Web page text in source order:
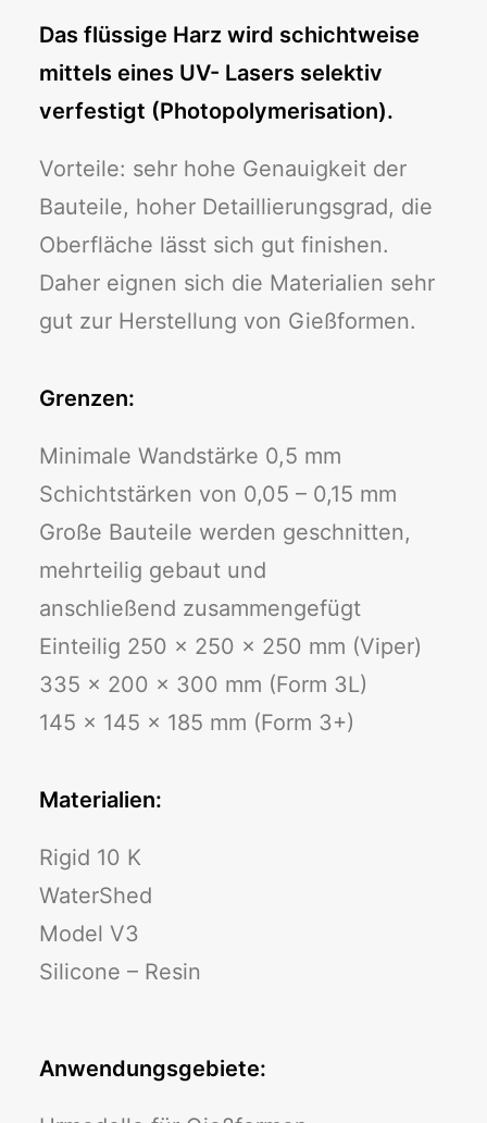
Das flüssige Harz wird schichtweise
mittels eines UV- Lasers selektiv
verfestigt (Photopolymerisation).
Vorteile: sehr hohe Genauigkeit der
Bauteile, hoher Detaillierungsgrad, die
Oberfläche lässt sich gut finishen.
Daher eignen sich die Materialien sehr
gut zur Herstellung von Gießformen.
Grenzen:
Minimale Wandstärke 0,5 mm
Schichtstärken von 0,05 – 0,15 mm
Große Bauteile werden geschnitten,
mehrteilig gebaut und
anschließend zusammengefügt
Einteilig 250 x 250 x 250 mm (Viper)
335 x 200 x 300 mm (Form 3L)
145 x 145 x 185 mm (Form 3+)
Materialien:
Rigid 10 K
WaterShed
Model V3
Silicone – Resin
Anwendungsgebiete: